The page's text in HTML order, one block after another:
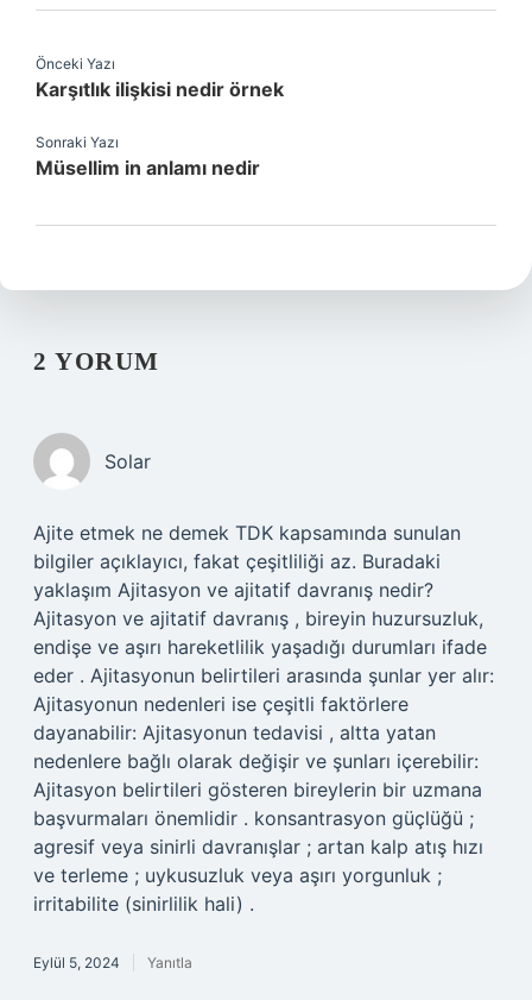
Önceki Yazı
Karşıtlık ilişkisi nedir örnek
Sonraki Yazı
Müsellim in anlamı nedir
2 YORUM
Solar
Ajite etmek ne demek TDK kapsamında sunulan
bilgiler açıklayıcı, fakat çeşitliliği az. Buradaki
yaklaşım Ajitasyon ve ajitatif davranış nedir?
Ajitasyon ve ajitatif davranış , bireyin huzursuzluk,
endişe ve aşırı hareketlilik yaşadığı durumları ifade
eder . Ajitasyonun belirtileri arasında şunlar yer alır:
Ajitasyonun nedenleri ise çeşitli faktörlere
dayanabilir: Ajitasyonun tedavisi , altta yatan
nedenlere bağlı olarak değişir ve şunları içerebilir:
Ajitasyon belirtileri gösteren bireylerin bir uzmana
başvurmaları önemlidir . konsantrasyon güçlüğü ;
agresif veya sinirli davranışlar ; artan kalp atış hızı
ve terleme ; uykusuzluk veya aşırı yorgunluk ;
irritabilite (sinirlilik hali) .
Eylül 5, 2024 Yanıtla